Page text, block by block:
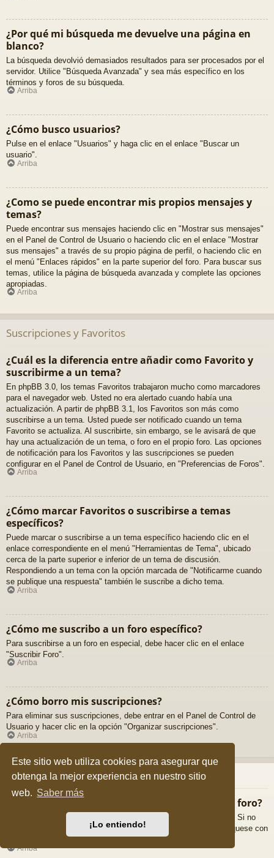
Este sitio web utiliza cookies para asegurar que
obtenga la mejor experiencia en nuestro sitio
web. Saber más
¡Lo entiendo!
¿Por qué mi búsqueda me devuelve una página en
blanco?
La búsqueda devolvió demasiados resultados para ser procesados por el
servidor. Utilice "Búsqueda Avanzada" y sea más específico en los
términos y foros de su búsqueda.
Arriba
¿Cómo busco usuarios?
Pulse en el enlace "Usuarios" y haga clic en el enlace "Buscar un
usuario".
Arriba
¿Como se puede encontrar mis propios mensajes y
temas?
Puede encontrar sus mensajes haciendo clic en "Mostrar sus mensajes"
en el Panel de Control de Usuario o haciendo clic en el enlace "Mostrar
sus mensajes" a través de su propio página de perfil, o haciendo clic en
el menú "Enlaces rápidos" en la parte superior del foro. Para buscar sus
temas, utilice la página de búsqueda avanzada y complete las opciones
apropiadas.
Arriba
Suscripciones y Favoritos
¿Cuál es la diferencia entre añadir como Favorito y
suscribirme a un tema?
En phpBB 3.0, los temas Favoritos trabajaron mucho como marcadores
para el navegador web. Usted no era alertado cuando había una
actualización. A partir de phpBB 3.1, los Favoritos son más como
suscribirse a un tema. Usted puede ser notificado cuando un tema
Favorito se actualiza. Al suscribirte, sin embargo, se le avisará de que
hay una actualización de un tema, o foro en el propio foro. Las opciones
de notificación para los Favoritos y las suscripciones se pueden
configurar en el Panel de Control de Usuario, en "Preferencias de Foros".
Arriba
¿Cómo marcar Favoritos o suscribirse a temas
específicos?
Puede marcar o suscribirse a un tema específico haciendo clic en el
enlace correspondiente en el menú "Herramientas de Tema", ubicado
cerca de la parte superior e inferior de un tema de discusión.
Respondiendo a un tema con la opción marcada de "Notificarme cuando
se publique una respuesta" también le suscribe a dicho tema.
Arriba
¿Cómo me suscribo a un foro específico?
Para suscribirse a un foro en especial, debe hacer clic en el enlace
"Suscribir Foro".
Arriba
¿Cómo borro mis suscripciones?
Para eliminar sus suscripciones, debe entrar en el Panel de Control de
Usuario y hacer clic en la opción "Organizar suscripciones".
Arriba
Archivos Adjuntos
¿Qué archivos adjuntos son permitidos en este foro?
Cada foro puede permitir o no ciertos tipos de archivos adjuntos. Si no
está seguro de que tipos de archivos se pueden cargar, comuníquese con
La Administración para obtener más información.
Arriba